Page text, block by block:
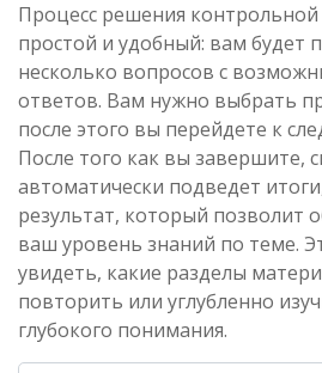
Процесс решения
простой и удобный: вам будет
несколько вопросов с
ответов. Вам нужно выбрать
после этого вы перейдете к
После того как вы завершите,
автоматически подведет
результат, который позволит
ваш уровень знаний по теме.
увидеть, какие разделы
повторить или углубленно
глубокого понимания.